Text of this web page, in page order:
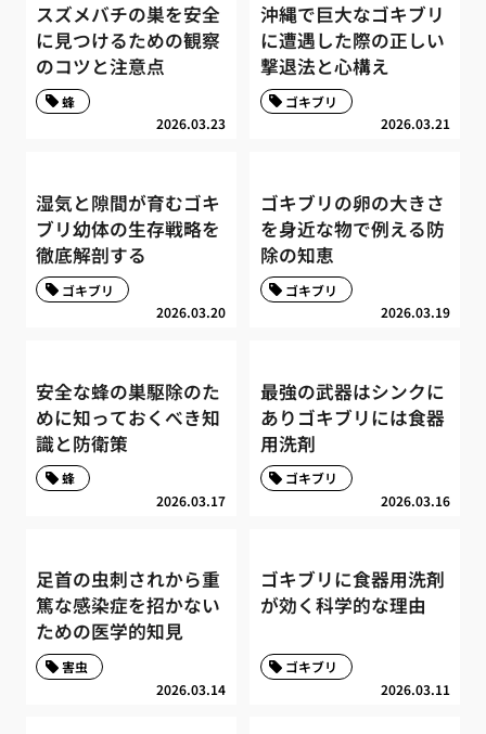
スズメバチの巣を安全
に見つけるための観察
のコツと注意点
2026.03.23
蜂
沖縄で巨大なゴキブリ
に遭遇した際の正しい
撃退法と心構え
2026.03.21
ゴキブリ
湿気と隙間が育むゴキ
ブリ幼体の生存戦略を
徹底解剖する
2026.03.20
ゴキブリ
ゴキブリの卵の大きさ
を身近な物で例える防
除の知恵
2026.03.19
ゴキブリ
安全な蜂の巣駆除のた
めに知っておくべき知
識と防衛策
2026.03.17
蜂
最強の武器はシンクに
ありゴキブリには食器
用洗剤
2026.03.16
ゴキブリ
足首の虫刺されから重
篤な感染症を招かない
ための医学的知見
2026.03.14
害虫
ゴキブリに食器用洗剤
が効く科学的な理由
2026.03.11
ゴキブリ